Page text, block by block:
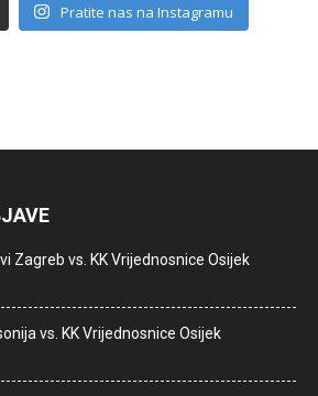
Pratite nas na Instagramu
Zagreb vs. KK Vrijednosnice Osijek
vs. KK Vrijednosnice Osijek